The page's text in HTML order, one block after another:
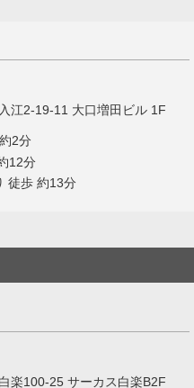
江2-19-11 大口増田ビル 1F
2分
12分
徒歩 約13分
楽100-25 サーカス白楽B2F